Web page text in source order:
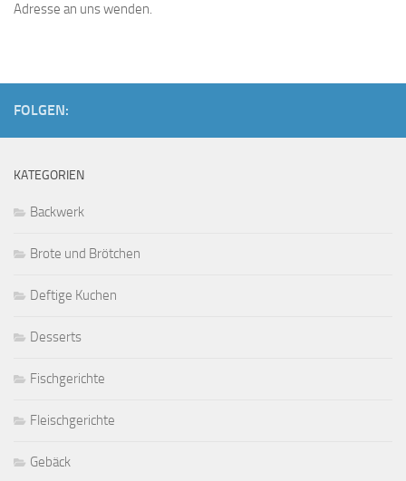
Adresse an uns wenden.
FOLGEN:
KATEGORIEN
Backwerk
Brote und Brötchen
Deftige Kuchen
Desserts
Fischgerichte
Fleischgerichte
Gebäck